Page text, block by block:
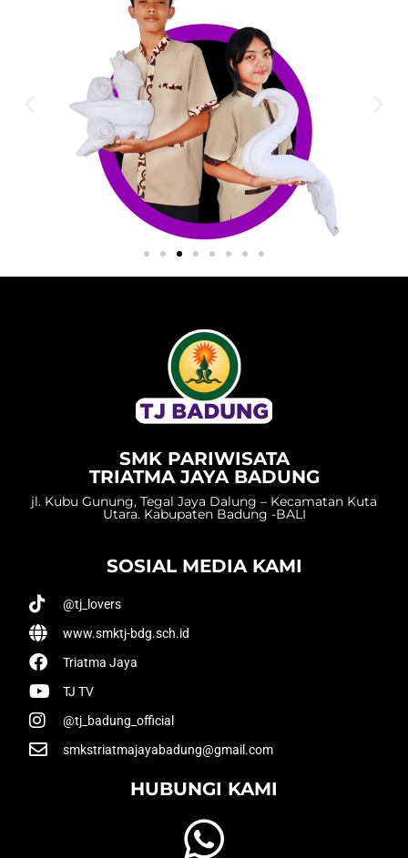
SMK PARIWISATA
TRIATMA JAYA BADUNG
jl. Kubu Gunung, Tegal Jaya Dalung – Kecamatan Kuta
Utara. Kabupaten Badung -BALI
SOSIAL MEDIA KAMI
@tj_lovers
www.smktj-bdg.sch.id
Triatma Jaya
TJ TV
@tj_badung_official
smkstriatmajayabadung@gmail.com
HUBUNGI KAMI